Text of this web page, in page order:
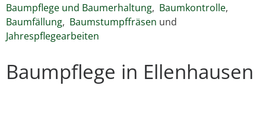
Baumpflege und Baumerhaltung, Baumkontrolle,
Baumfällung, Baumstumpffräsen und
Jahrespflegearbeiten
Baumpflege in Ellenhausen